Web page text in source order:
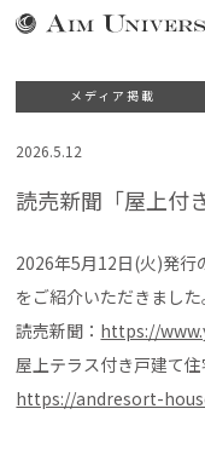
メディア掲載
2026.5.12
読売新聞「屋上付
2026年5月12日(火)発行
をご紹介いただきました
読売新聞： https://
屋上テラス付き戸建て住
https://andresort-